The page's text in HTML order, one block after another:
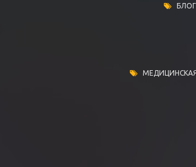
БЛОГ